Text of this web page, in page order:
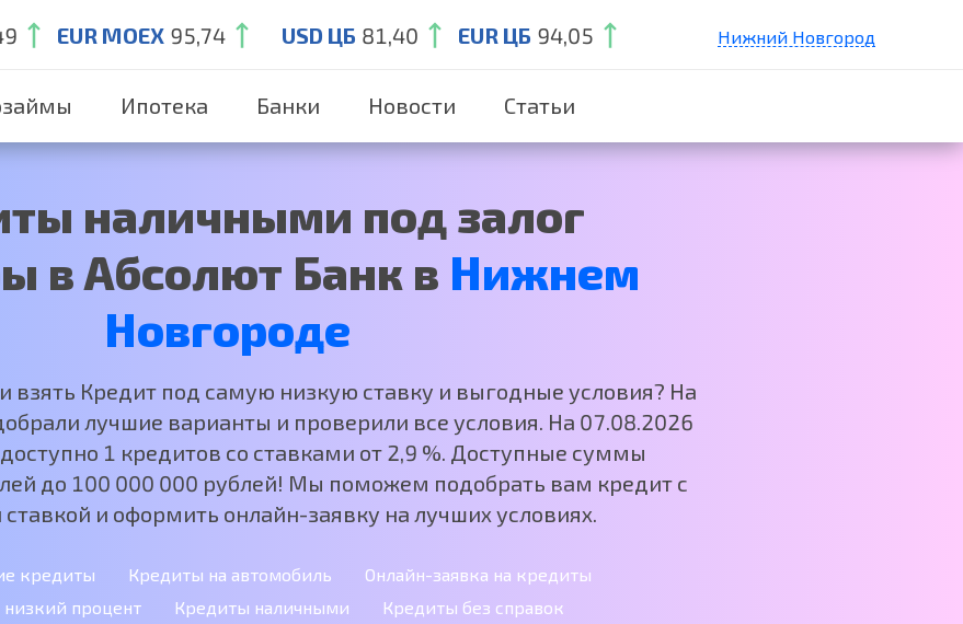
EUR MOEX 95,74 USD ЦБ 81,40 EUR ЦБ 94,05 Нижний Новгород
Краснодар
Ипотека Банки Новости Статьи
наличными под залог
в Абсолют Банк в Нижнем
Новгороде
взять Кредит под самую низкую ставку и выгодные условия? На
лучшие варианты и проверили все условия. На 07.08.2026
1 кредитов со ставками от 2,9 %. Доступные суммы
до 100 000 000 рублей! Мы поможем подобрать вам кредит с
и оформить онлайн-заявку на лучших условиях.
кредиты Кредиты на автомобиль
Онлайн-заявка на кредиты
процент
Кредиты наличными
Кредиты без справок